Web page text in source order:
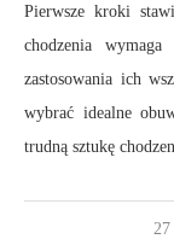
Pierwsze kroki
chodzenia
zastosowania ich
wybrać idealne
trudną sztukę
27